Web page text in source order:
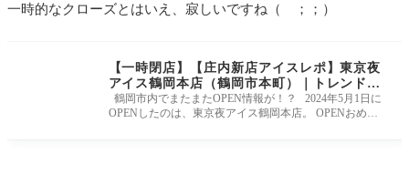
一時的なクローズとはいえ、寂しいですね（ ；；）
【一時閉店】【庄内新店アイスレポ】東京夜
アイス鶴岡本店（鶴岡市本町）｜トレンドの
夜アイス文化を鶴岡で！？
鶴岡市内でまたまたOPEN情報が！？ 2024年5月1日に
OPENしたのは、東京夜アイス鶴岡本店。 OPENおめで